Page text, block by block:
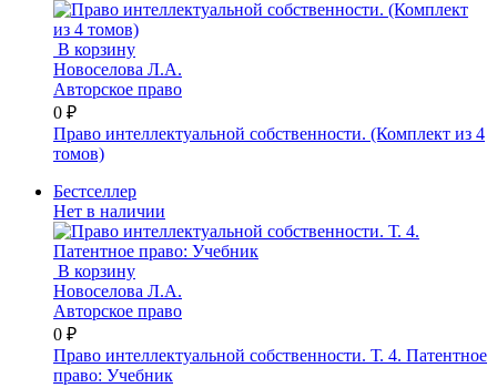
В корзину
Новоселова Л.А.
Авторское право
0 ₽
Право интеллектуальной собственности. (Комплект из 4
томов)
Бестселлер
Нет в наличии
В корзину
Новоселова Л.А.
Авторское право
0 ₽
Право интеллектуальной собственности. Т. 4. Патентное
право: Учебник